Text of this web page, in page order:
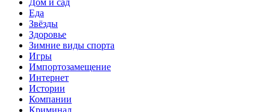
Еда
Звёзды
Здоровье
Зимние виды спорта
Игры
Импортозамещение
Интернет
Истории
Компании
Криминал